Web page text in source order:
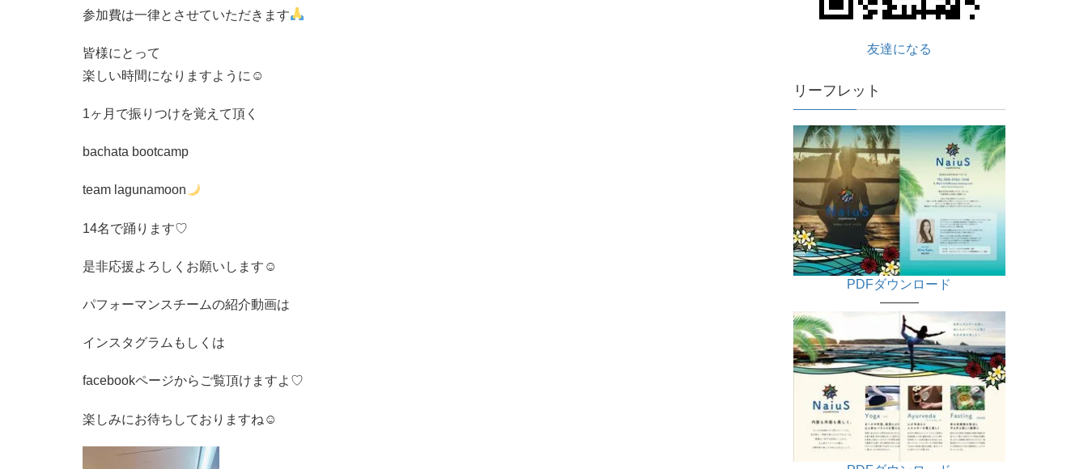
参加費は一律とさせていただきます
皆様にとって
楽しい時間になりますように☺︎
1ヶ月で振りつけを覚えて頂く
bachata bootcamp
team lagunamoon
14名で踊ります♡
是非応援よろしくお願いします☺︎
パフォーマンスチームの紹介動画は
インスタグラムもしくは
facebookページからご覧頂けますよ♡
楽しみにお待ちしておりますね☺︎
友達になる
リーフレット
PDFダウンロード
———